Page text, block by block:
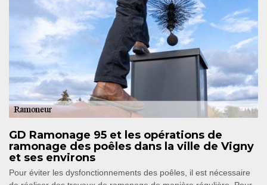
GD Ramonage 95 et les opérations de
ramonage des poêles dans la ville de Vigny
et ses environs
Pour éviter les dysfonctionnements des poêles, il est nécessaire